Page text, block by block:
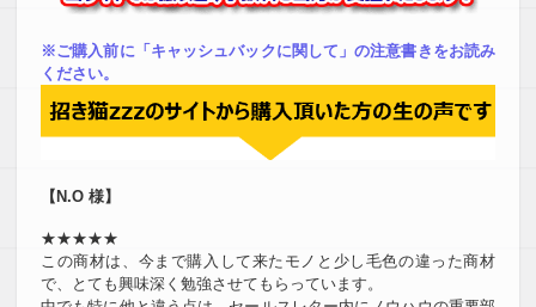
※ご購入前に「キャッシュバックに関して」の注意書きをお読み
ください。
【N.O 様】
★★★★★
この商材は、今まで購入して来たモノと少し毛色の違った商材
で、とても興味深く勉強させてもらっています。